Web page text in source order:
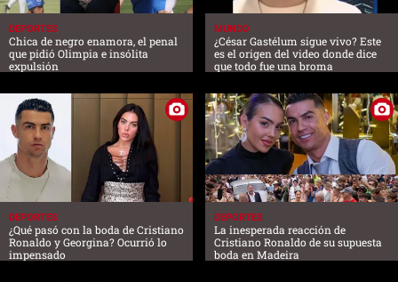
DEPORTES
Chica de negro enamora, el penal
que pidió Olimpia e insólita
expulsión
MUNDO
¿César Gastélum sigue vivo? Este
es el origen del video donde dice
que todo fue una broma
DEPORTES
¿Qué pasó con la boda de Cristiano
Ronaldo y Georgina? Ocurrió lo
impensado
DEPORTES
La inesperada reacción de
Cristiano Ronaldo de su supuesta
boda en Madeira